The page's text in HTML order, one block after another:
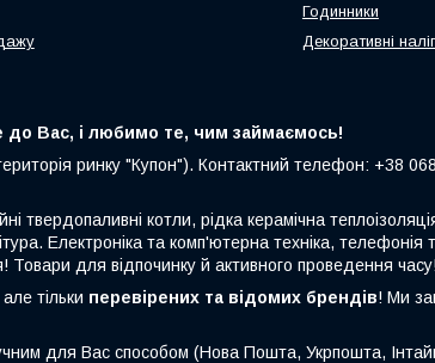
Годинники
Декоративні
до Вас, і любимо те, чим займаємось!
ринку "Купон"). Контактний телефон: +38
твердопаливні котли, рідка керамічна
Електроніка та комп'ютерна техніка, телефонія
Товари для відпочинку й активного проведення
тільки перевірених та відомих брендів! Ми
для Вас способом (Нова Пошта, Укрпошта,